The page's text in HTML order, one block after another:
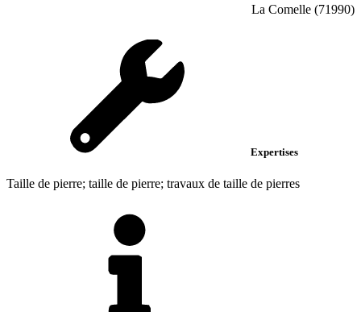
La Comelle (71990)
Expertises
Taille de pierre; taille de pierre; travaux de taille de pierres